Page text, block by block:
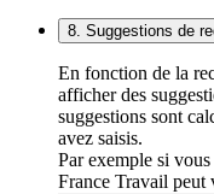
8. Suggestions de
En fonction de la
afficher des
suggestions sont
avez saisis.
Par exemple si
France Travail peut